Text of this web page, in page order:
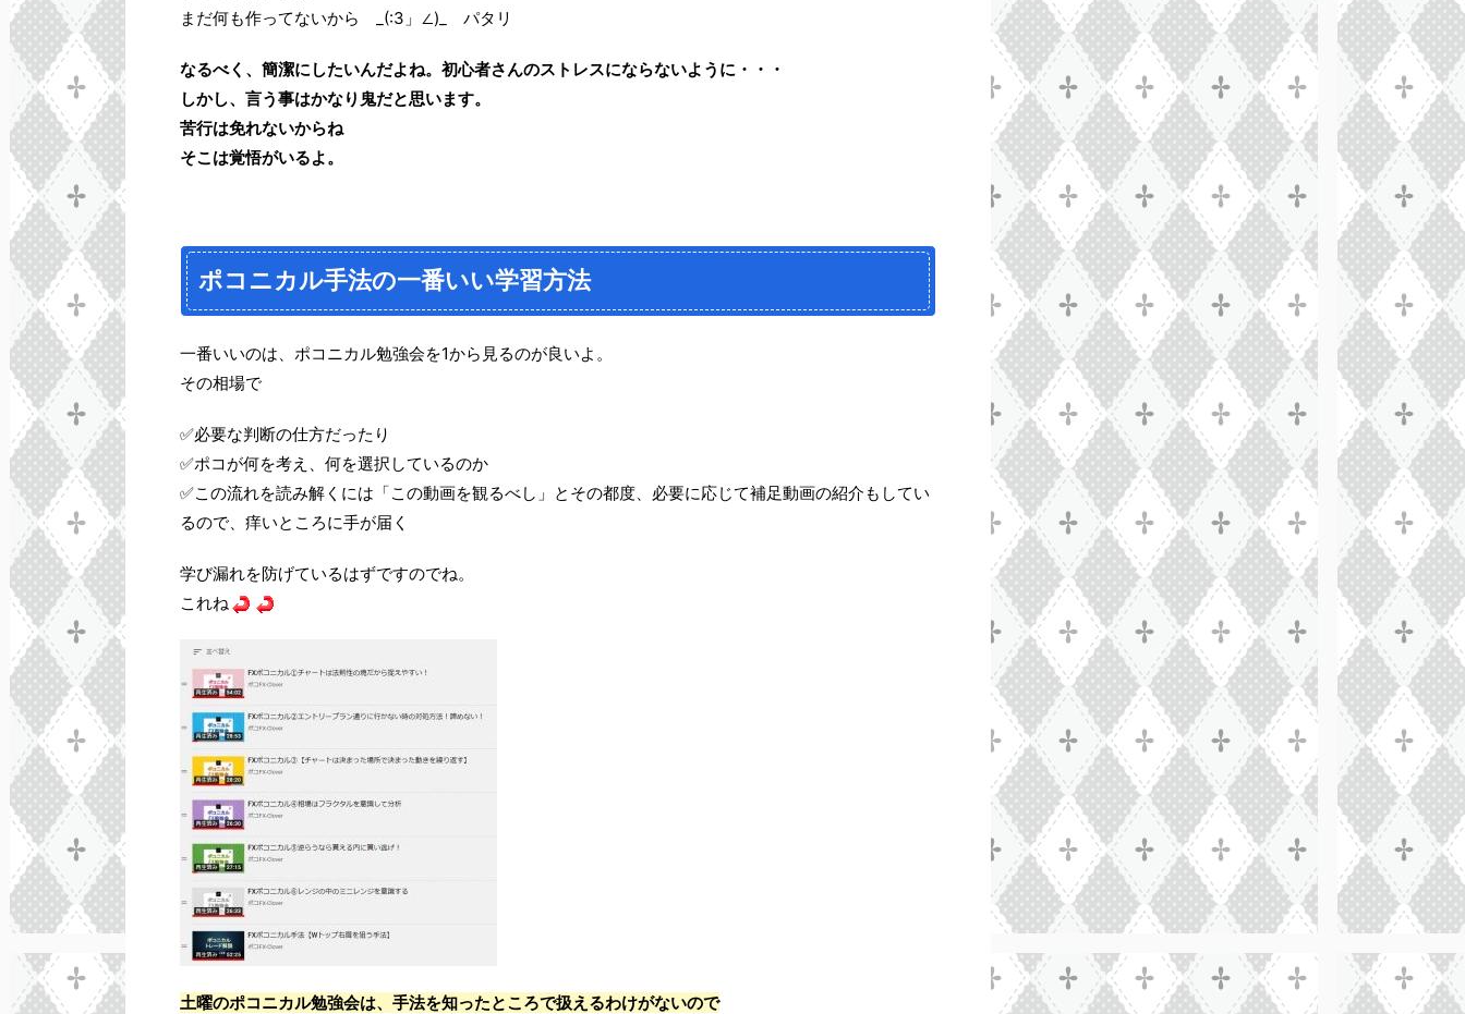
まだ何も作ってないから _(:3」∠)_ パタリ
なるべく、簡潔にしたいんだよね。初心者さんのストレスにならないように・・・
しかし、言う事はかなり鬼だと思います。
苦行は免れないからね
そこは覚悟がいるよ。
ポコニカル手法の一番いい学習方法
一番いいのは、ポコニカル勉強会を1から見るのが良いよ。
その相場で
✅必要な判断の仕方だったり
✅ポコが何を考え、何を選択しているのか
✅この流れを読み解くには「この動画を観るべし」とその都度、必要に応じて補足動画の紹介もしてい
るので、痒いところに手が届く
学び漏れを防げているはずですのでね。
これね
土曜のポコニカル勉強会は、手法を知ったところで扱えるわけがないので